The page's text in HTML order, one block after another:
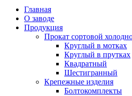
Главная
О заводе
Продукция
Прокат сортовой
Круглый в мотках
Круглый в прутках
Квадратный
Шестигранный
Крепежные изделия
Болтокомплекты